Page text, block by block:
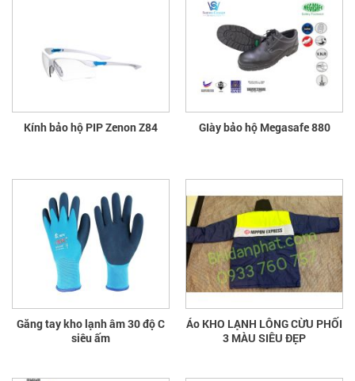
Kính bảo hộ PIP Zenon Z84 GIày bảo hộ Megasafe 880
Găng tay kho lạnh âm 30 độ C
siêu ấm
Áo KHO LẠNH LÔNG CỪU PHỐI
3 MÀU SIÊU ĐẸP